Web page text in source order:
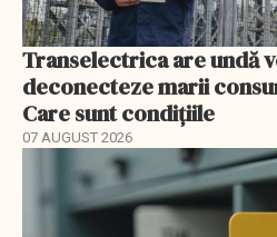
Transelectrica are undă
deconecteze marii
Care sunt condițiile
07 AUGUST 2026